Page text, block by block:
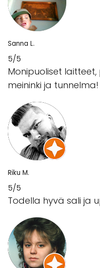
Sanna L.
5/5
Monipuoliset
meininki ja tunnelma!
Riku M.
5/5
Todella hyvä sali ja